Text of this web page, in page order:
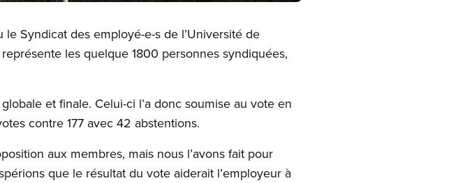
Syndicat des employé-e-s de l’Université de
les quelque 1800 personnes syndiquées,
et finale. Celui-ci l’a donc soumise au vote en
contre 177 avec 42 abstentions.
aux membres, mais nous l’avons fait pour
que le résultat du vote aiderait l’employeur à